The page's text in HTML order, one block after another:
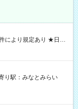
金GET♪ お仕事後はコ
期間】試
り駅：みなとみらい